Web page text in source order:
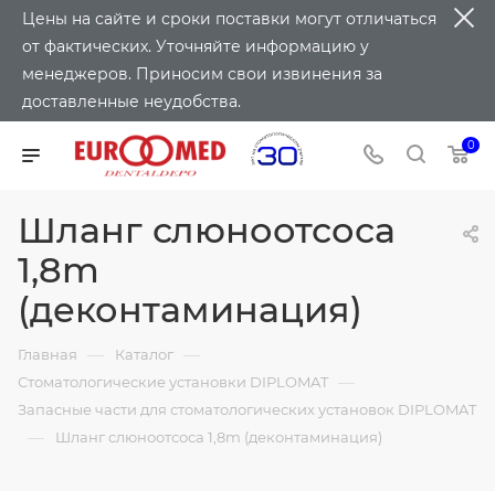
Цены на сайте и сроки поставки могут отличаться
от фактических. Уточняйте информацию у
менеджеров. Приносим свои извинения за
доставленные неудобства.
0
Шланг слюноотсоса
1,8m
(деконтаминация)
Главная — Каталог —
Стоматологические установки DIPLOMAT —
Запасные части для стоматологических установок DIPLOMAT
— Шланг слюноотсоса 1,8m (деконтаминация)